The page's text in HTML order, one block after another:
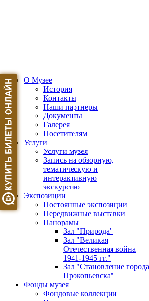
О Музее
История
Контакты
Наши партнеры
Документы
Галерея
Посетителям
Услуги
Услуги музея
Запись на обзорную,
тематическую и
интерактивную
экскурсию
Экспозиции
Постоянные экспозиции
Передвижные выставки
Панорамы
Зал "Природа"
Зал "Великая
Отечественная война
1941-1945 гг."
Зал "Становление города
Прокопьевска"
Фонды музея
Фондовые коллекции